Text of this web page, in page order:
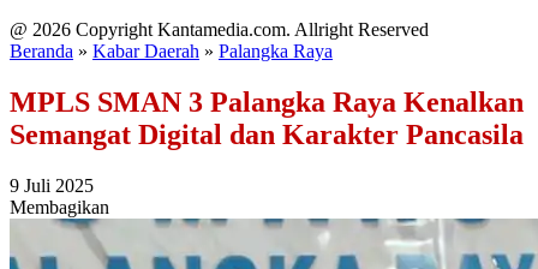
@ 2026 Copyright Kantamedia.com. Allright Reserved
Beranda » Kabar Daerah » Palangka Raya
MPLS SMAN 3 Palangka Raya Kenalkan
Semangat Digital dan Karakter Pancasila
9 Juli 2025
Membagikan